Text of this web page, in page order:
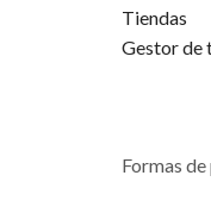
Tiendas
Gestor de
Formas